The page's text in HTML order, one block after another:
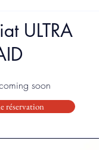
ULTRA
soon
réservation